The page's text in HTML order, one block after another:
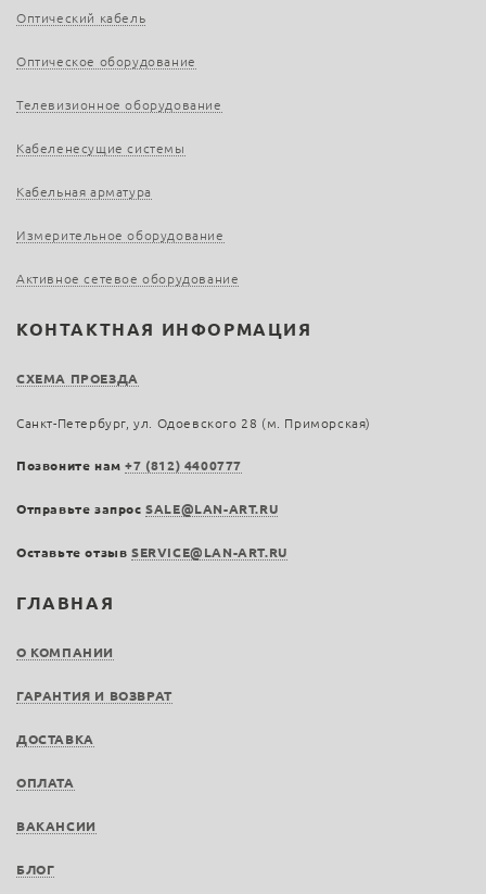
ГЛАВНАЯ
О КОМПАНИИ
ГАРАНТИЯ И ВОЗВРАТ
ДОСТАВКА
ОПЛАТА
ВАКАНСИИ
БЛОГ
Оптический кабель
Оптическое оборудование
Телевизионное оборудование
Кабеленесущие системы
Кабельная арматура
Измерительное оборудование
Активное сетевое оборудование
КОНТАКТНАЯ ИНФОРМАЦИЯ
СХЕМА ПРОЕЗДА
Санкт-Петербург, ул. Одоевского 28 (м. Приморская)
Позвоните нам+7 (812) 4400777
Отправьте запросSALE@LAN-ART.RU
Оставьте отзыв SERVICE@LAN-ART.RU